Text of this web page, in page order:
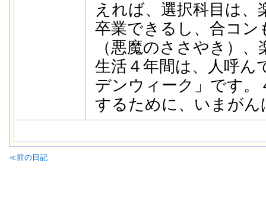
えれば、選択科目は
卒業できるし、合コ
（悪魔のささやき）
生活４年間は、人呼ん
デンウィーク」です
するために、いまがん
≪前の日記